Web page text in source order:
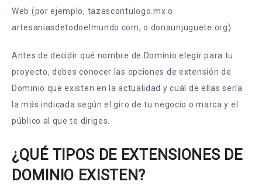
Web (por ejemplo, tazascontulogo.mx o
artesaniasdetodoelmundo.com, o donaunjuguete.org).
Antes de decidir qué nombre de Dominio elegir para tu
proyecto, debes conocer las opciones de extensión de
Dominio que existen en la actualidad y cuál de ellas sería
la más indicada según el giro de tu negocio o marca y el
público al que te diriges.
¿QUÉ TIPOS DE EXTENSIONES DE
DOMINIO EXISTEN?